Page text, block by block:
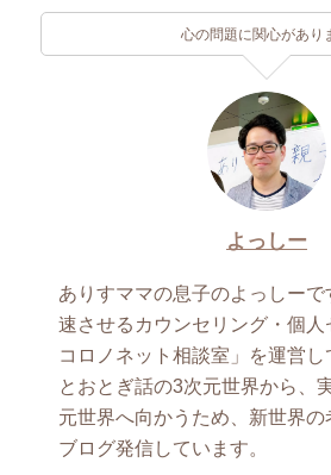
心の問題に関心があり
よっしー
ありすママの息子のよっしーで
速させるカウンセリング・個人
コロノネット相談室」を運営
とおとぎ話の3次元世界から、
元世界へ向かうため、新世界の
ブログ発信しています。